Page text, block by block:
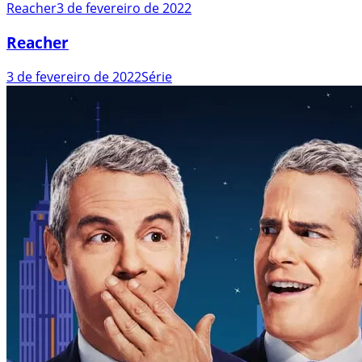
Reacher3 de fevereiro de 2022
Reacher
3 de fevereiro de 2022Série